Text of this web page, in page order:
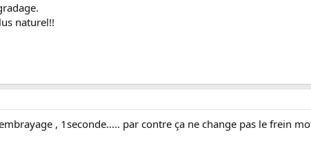
naturel!!
, 1seconde..... par contre ça ne change pas le frein